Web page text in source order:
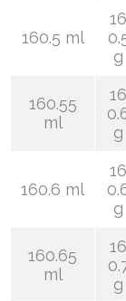
160.5 ml
16
g
160.55
ml
16
g
160.6 ml
16
g
160.65
ml
16
g